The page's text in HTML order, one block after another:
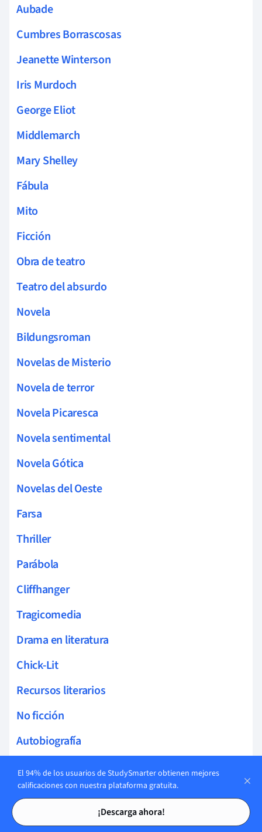
Tarjetas de estudio
Tarjetas de estudio
Aubade
Cumbres Borrascosas
Jeanette Winterson
Iris Murdoch
George Eliot
Middlemarch
Mary Shelley
Fábula
Mito
Ficción
Obra de teatro
Teatro del absurdo
Novela
Bildungsroman
Novelas de Misterio
Novela de terror
Novela Picaresca
Novela sentimental
Novela Gótica
Novelas del Oeste
Farsa
Thriller
Parábola
Cliffhanger
Tragicomedia
Drama en literatura
Chick-Lit
Recursos literarios
No ficción
Autobiografía
Reportaje
Memorias en literatura
Flujo de conciencia
El 94% de los usuarios de StudySmarter obtienen mejores
calificaciones con nuestra plataforma gratuita.
¡Descarga ahora!